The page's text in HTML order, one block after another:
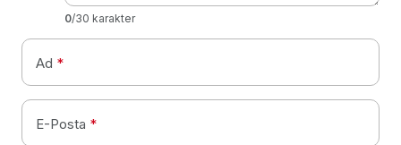
0/30 karakter
Ad *
E-Posta *